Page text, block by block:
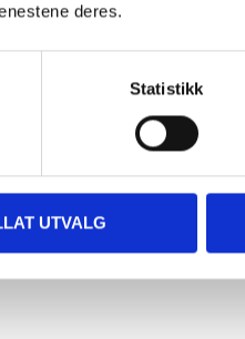
deres.
Statistikk
UTVALG
990
Plastkopp, 4 dl